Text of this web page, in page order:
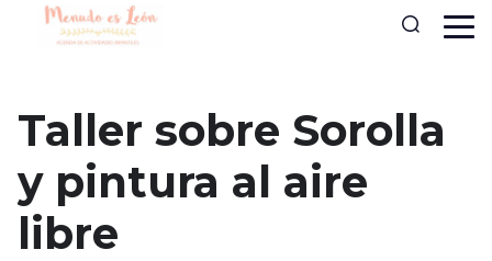
Taller sobre Sorolla
y pintura al aire
libre